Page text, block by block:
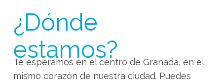
¿Dónde
estamos?
Te esperamos en el centro de Granada, en el
mismo corazón de nuestra ciudad. Puedes